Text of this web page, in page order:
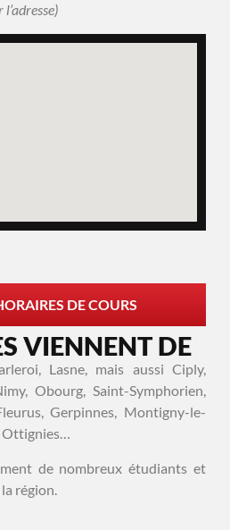
DE COURS
VIENNENT DE
Lasne, mais aussi Ciply,
Obourg, Saint-Symphorien,
Gerpinnes, Montigny-le-
Ottignies…
de nombreux étudiants et
région.